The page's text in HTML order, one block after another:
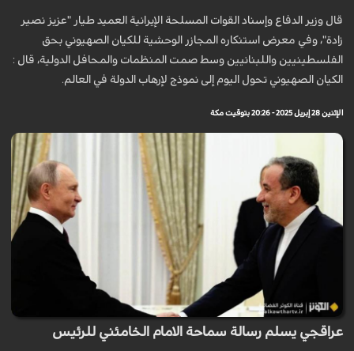
قال وزير الدفاع وإسناد القوات المسلحة الإيرانية العميد طيار "عزيز نصير
زادة"، وفي معرض استنكاره المجازر الوحشية للكيان الصهيوني بحق
الفلسطينيين واللبنانيين وسط صمت المنظمات والمحافل الدولية، قال :
الكيان الصهيوني تحول اليوم إلى نموذج لإرهاب الدولة في العالم.
الإثنين 28 إبريل 2025 - 20:26 بتوقيت مكة
عراقجي يسلم رسالة سماحة الامام الخامئني للرئيس